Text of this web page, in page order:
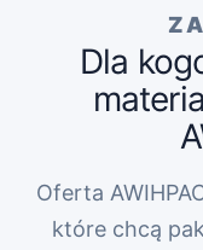
Dla
Oferta
które chcą